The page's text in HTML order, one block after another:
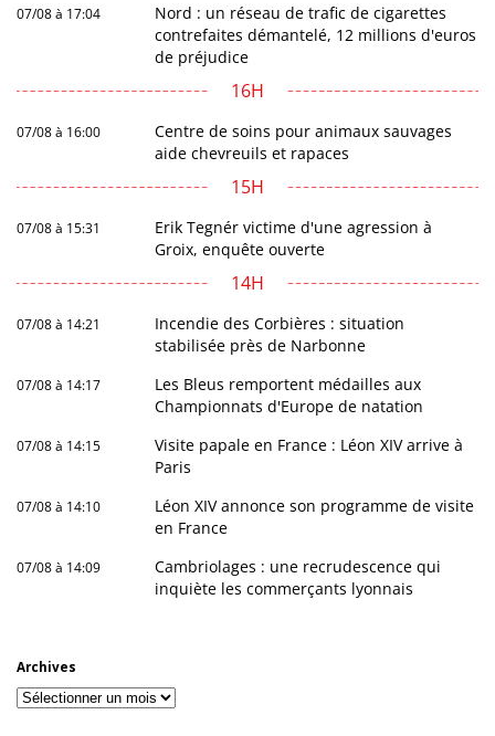
07/08 à 17:04
Nord : un réseau de trafic de cigarettes
contrefaites démantelé, 12 millions d'euros
de préjudice
16H
07/08 à 16:00
Centre de soins pour animaux sauvages
aide chevreuils et rapaces
15H
07/08 à 15:31
Erik Tegnér victime d'une agression à
Groix, enquête ouverte
14H
07/08 à 14:21
Incendie des Corbières : situation
stabilisée près de Narbonne
07/08 à 14:17
Les Bleus remportent médailles aux
Championnats d'Europe de natation
07/08 à 14:15
Visite papale en France : Léon XIV arrive à
Paris
07/08 à 14:10
Léon XIV annonce son programme de visite
en France
07/08 à 14:09
Cambriolages : une recrudescence qui
inquiète les commerçants lyonnais
Archives
Archives